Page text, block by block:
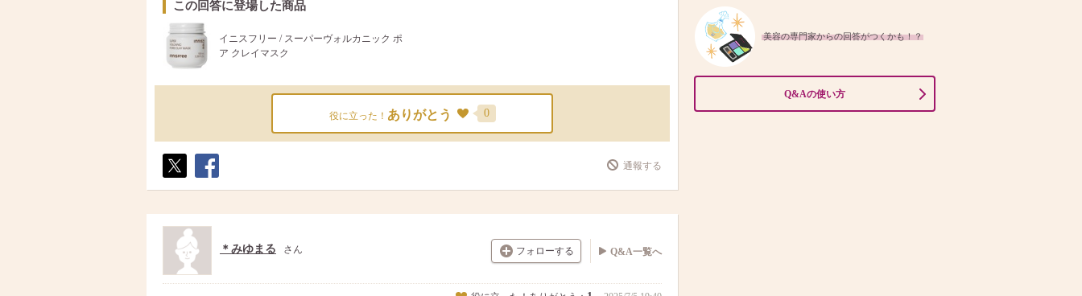
この回答に登場した商品
イニスフリー / スーパーヴォルカニック ポ
ア クレイマスク
役に立った！ ありがとう 0
ト
ア
通報する
フォローする
＊みゆまる さん Q&A一覧へ
美容の専門家からの回答がつくかも！？
Q&Aの使い方